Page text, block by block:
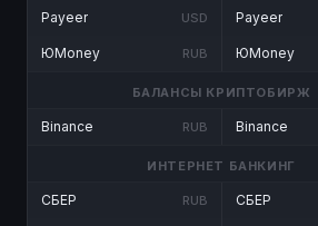
Payeer USD
ЮMoney RUB
Payeer
ЮMoney
БАЛАНСЫ КРИПТОБИРЖ
Binance RUB Binance
ИНТЕРНЕТ БАНКИНГ
СБЕР RUB СБЕР